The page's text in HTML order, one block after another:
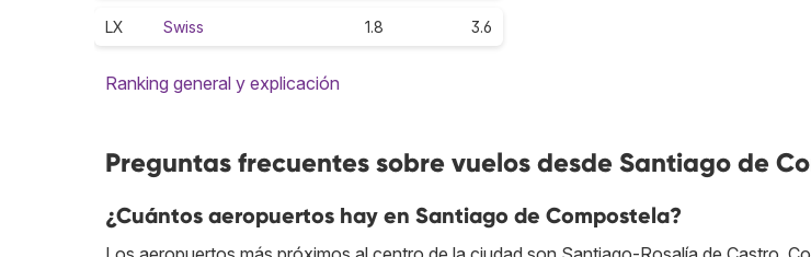
LX Swiss 1.8 3.6
Ranking general y explicación
Preguntas frecuentes sobre vuelos desde Santiago de
¿Cuántos aeropuertos hay en Santiago de Compostela?